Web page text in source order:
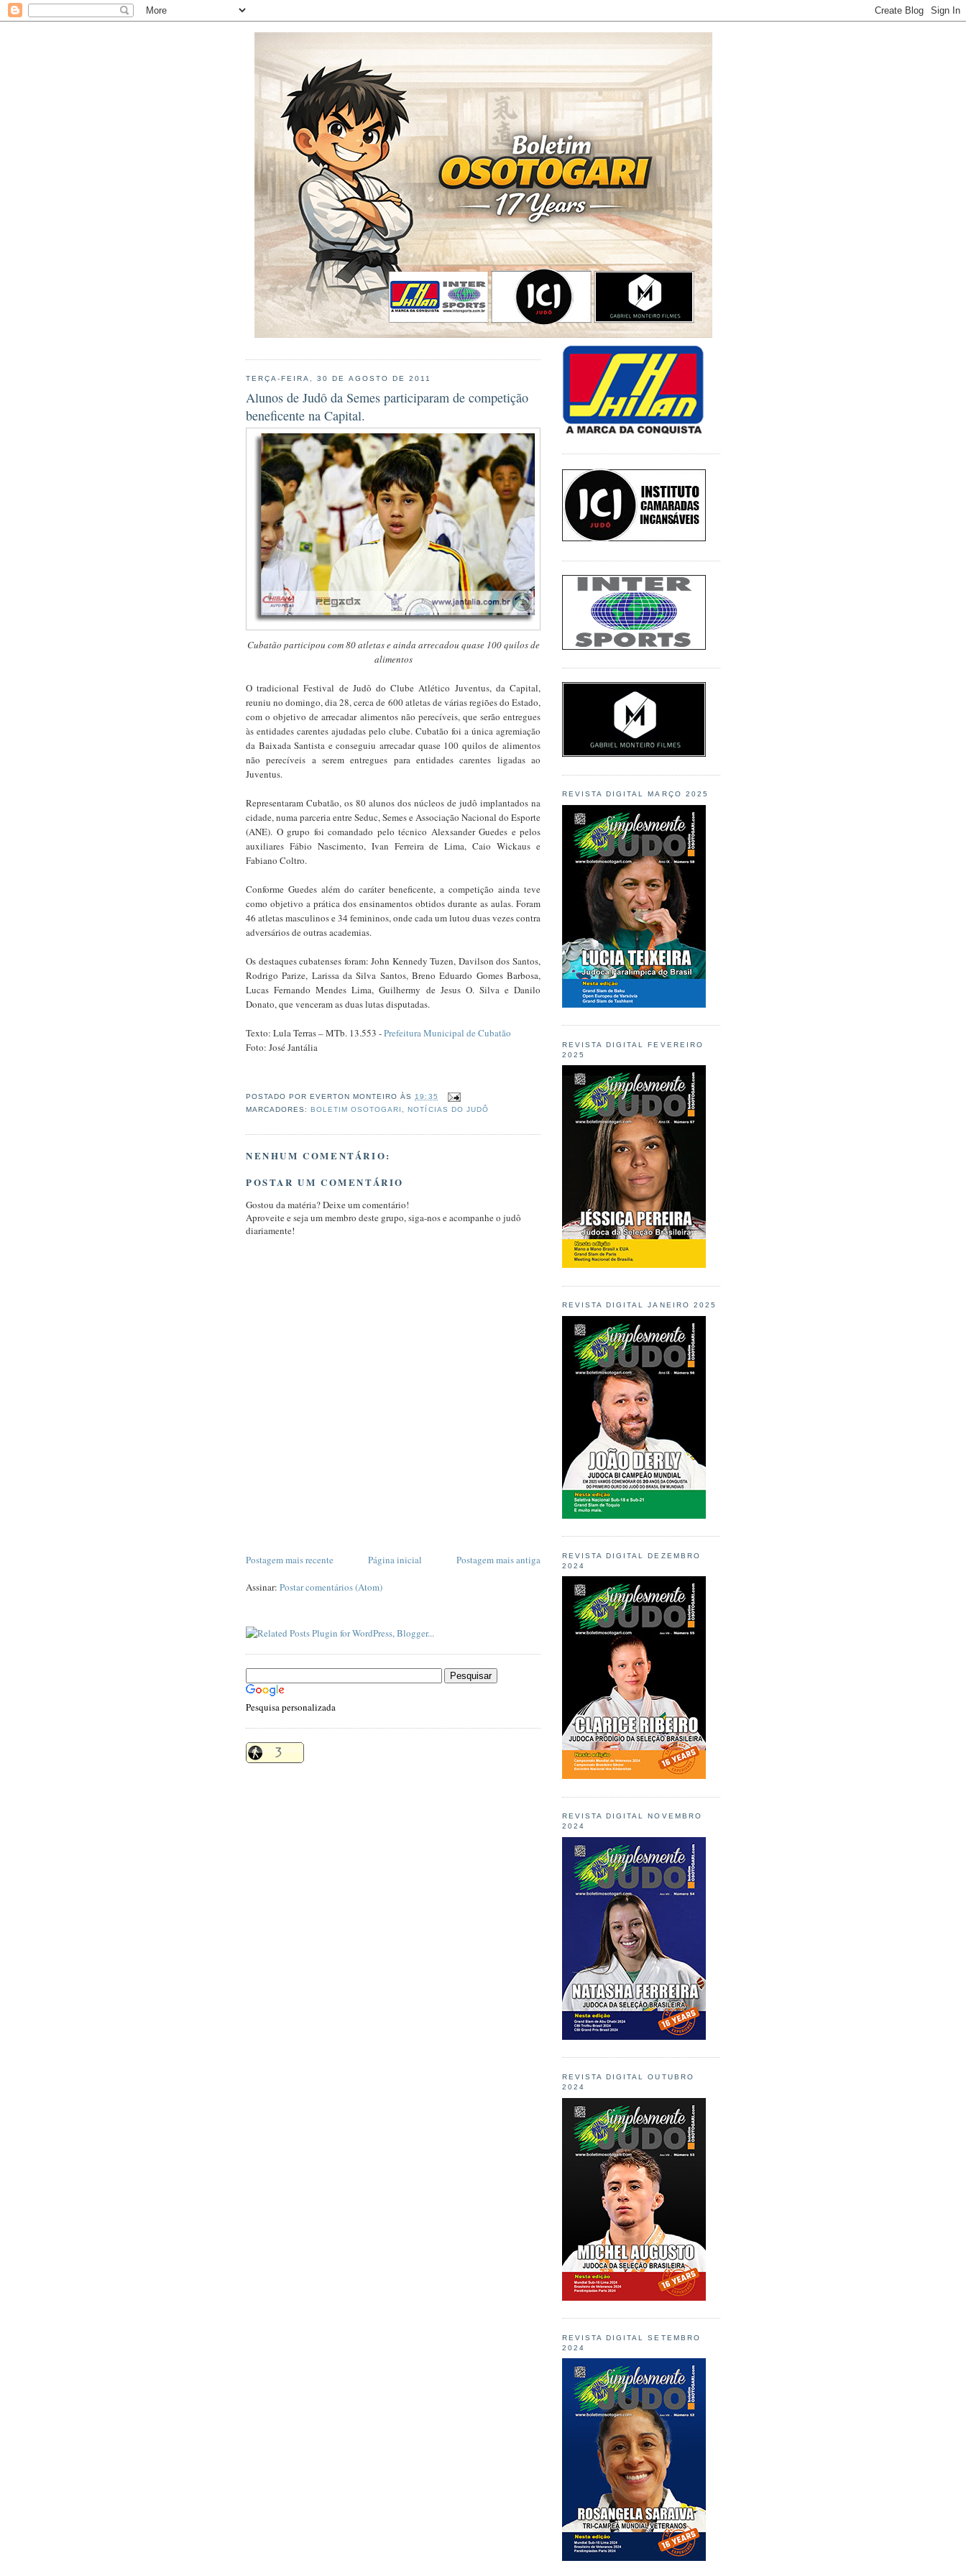
TERÇA-FEIRA, 30 DE AGOSTO DE 2011
Alunos de Judô da Semes participaram de competição
beneficente na Capital.
Cubatão participou com 80 atletas e ainda arrecadou quase 100 quilos de
alimentos
O tradicional Festival de Judô do Clube Atlético Juventus, da Capital,
reuniu no domingo, dia 28, cerca de 600 atletas de várias regiões do Estado,
com o objetivo de arrecadar alimentos não perecíveis, que serão entregues
às entidades carentes ajudadas pelo clube. Cubatão foi a única agremiação
da Baixada Santista e conseguiu arrecadar quase 100 quilos de alimentos
não perecíveis a serem entregues para entidades carentes ligadas ao
Juventus.
Representaram Cubatão, os 80 alunos dos núcleos de judô implantados na
cidade, numa parceria entre Seduc, Semes e Associação Nacional do Esporte
(ANE). O grupo foi comandado pelo técnico Alexsander Guedes e pelos
auxiliares Fábio Nascimento, Ivan Ferreira de Lima, Caio Wickaus e
Fabiano Coltro.
Conforme Guedes além do caráter beneficente, a competição ainda teve
como objetivo a prática dos ensinamentos obtidos durante as aulas. Foram
46 atletas masculinos e 34 femininos, onde cada um lutou duas vezes contra
adversários de outras academias.
Os destaques cubatenses foram: John Kennedy Tuzen, Davilson dos Santos,
Rodrigo Parize, Larissa da Silva Santos, Breno Eduardo Gomes Barbosa,
Lucas Fernando Mendes Lima, Guilhermy de Jesus O. Silva e Danilo
Donato, que venceram as duas lutas disputadas.
Texto: Lula Terras – MTb. 13.553 -Prefeitura Municipal de Cubatão
Foto: José Jantália
POSTADO POR EVERTON MONTEIRO ÀS19:35
MARCADORES:BOLETIM OSOTOGARI ,NOTÍCIAS DO JUDÔ
NENHUM COMENTÁRIO:
POSTAR UM COMENTÁRIO
Gostou da matéria? Deixe um comentário!
Aproveite e seja um membro deste grupo, siga-nos e acompanhe o judô
diariamente!
Postagem mais recente Postagem mais antiga
Página inicial
Assinar: Postar comentários (Atom)
Pesquisa personalizada
REVISTA DIGITAL MARÇO 2025
REVISTA DIGITAL FEVEREIRO
2025
REVISTA DIGITAL JANEIRO 2025
REVISTA DIGITAL DEZEMBRO
2024
REVISTA DIGITAL NOVEMBRO
2024
REVISTA DIGITAL OUTUBRO
2024
REVISTA DIGITAL SETEMBRO
2024